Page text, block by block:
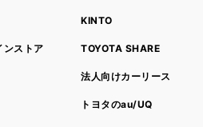
ンストア
KINTO
TOYOTA SHARE
法人向けカーリース
トヨタのau/UQ